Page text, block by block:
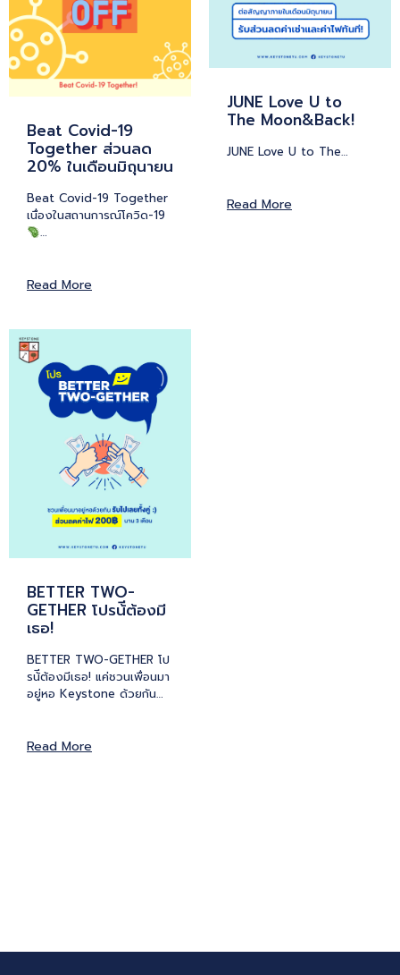
Beat Covid-19
Together ส่วนลด
20% ในเดือนมิถุนายน
Beat Covid-19 Together
เนื่องในสถานการณ์โควิด-19
…
Read More
JUNE Love U to
The Moon&Back!
JUNE Love U to The…
Read More
BETTER TWO-
GETHER โปรน้ีต้องมี
เธอ!
BETTER TWO-GETHER โป
รน้ีต้องมีเธอ! แค่ชวนเพื่อนมา
อยู่หอ Keystone ด้วยกัน…
Read More